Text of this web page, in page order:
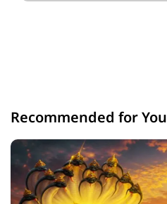
Recommended for You